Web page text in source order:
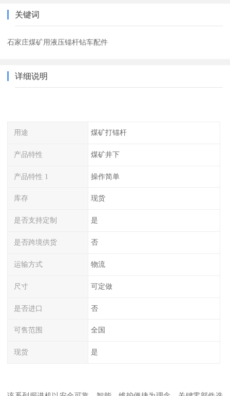
关键词
石家庄煤矿用液压锚杆钻车配件
详细说明
用途 煤矿打锚杆
产品特性 煤矿井下
产品特性 1 操作简单
库存 现货
是否支持定制 是
是否跨境供货 否
运输方式 物流
尺寸 可定做
是否进口 否
可售范围 全国
现货 是